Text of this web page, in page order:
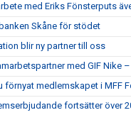
med Eriks Fönsterputs
Skåne för stödet
blir ny partner till oss
med GIF Nike
förnyat medlemskapet i MFF
fortsätter över